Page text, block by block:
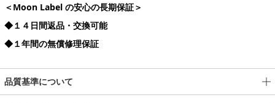
＜Moon Label の安心の長期保証＞
◆１４日間返品・交換可能
◆１年間の無償修理保証
品質基準について